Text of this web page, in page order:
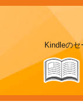
Kindleの